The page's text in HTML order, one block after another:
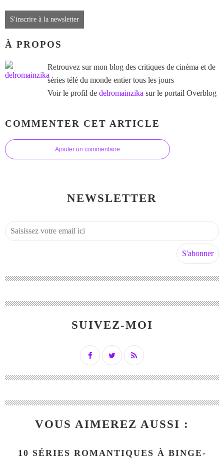
S'inscrire à la newsletter
À PROPOS
Retrouvez sur mon blog des critiques de cinéma et de
séries télé du monde entier tous les jours
Voir le profil de delromainzika sur le portail Overblog
COMMENTER CET ARTICLE
Ajouter un commentaire
NEWSLETTER
SUIVEZ-MOI
VOUS AIMEREZ AUSSI :
10 SÉRIES ROMANTIQUES À BINGE-